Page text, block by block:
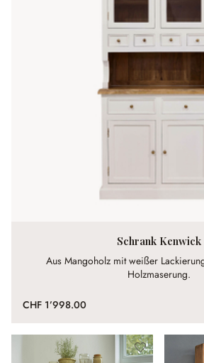
Schrank Kenwick
Aus Mangoholz mit weißer
Holzmaserung.
CHF 1’998.00